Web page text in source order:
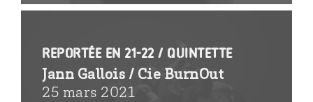
reportée en 21-22 / Quintette
Jann Gallois / Cie BurnOut
25 mars 2021